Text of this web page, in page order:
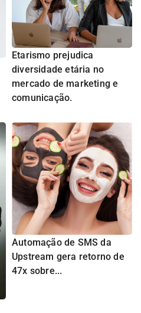
Etarismo prejudica
diversidade etária no
mercado de marketing e
comunicação.
Automação de SMS da
Upstream gera retorno de
47x sobre...